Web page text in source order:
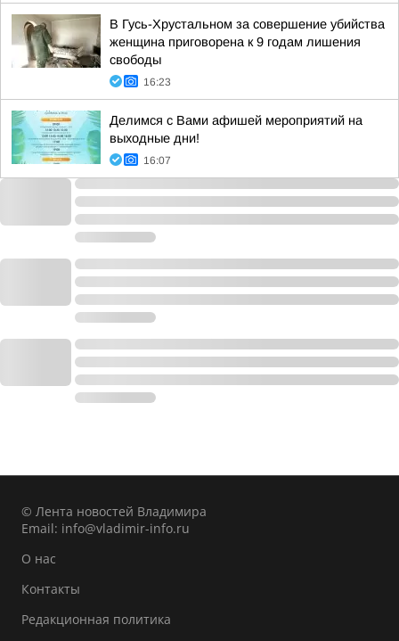
В Гусь-Хрустальном за совершение убийства
женщина приговорена к 9 годам лишения
свободы
16:23
Делимся с Вами афишей мероприятий на
выходные дни!
16:07
© Лента новостей Владимира
Email: info@vladimir-info.ru
О нас
Контакты
Редакционная политика